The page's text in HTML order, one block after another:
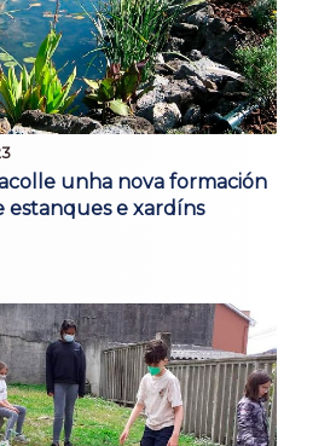
unha nova formación
estanques e xardíns